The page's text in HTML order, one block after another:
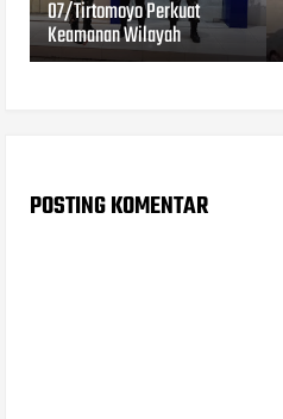
07/Tirtomoyo Perkuat
Keamanan Wilayah
POSTING KOMENTAR